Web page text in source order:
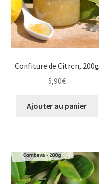
Confiture de Citron, 200g
5,90€
Ajouter au panier